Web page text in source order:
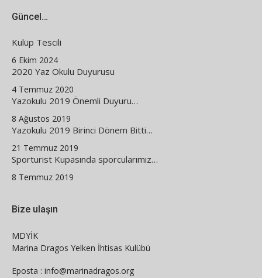
Güncel…
Kulüp Tescili
6 Ekim 2024
2020 Yaz Okulu Duyurusu
4 Temmuz 2020
Yazokulu 2019 Önemli Duyuru…
8 Ağustos 2019
Yazokulu 2019 Birinci Dönem Bitti…
21 Temmuz 2019
Sporturist Kupasında sporcularımız…
8 Temmuz 2019
Bize ulaşın
MDYİK
Marina Dragos Yelken İhtisas Kulübü
Eposta : info@marinadragos.org